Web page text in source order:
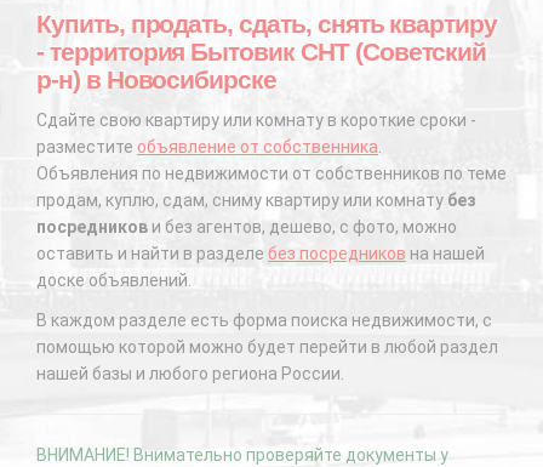
Купить, продать, сдать, снять квартиру
- территория Бытовик СНТ (Советский
р-н) в Новосибирске
Сдайте свою квартиру или комнату в короткие сроки -
разместите объявление от собственника.
Объявления по недвижимости от собственников по теме
продам, куплю, сдам, сниму квартиру или комнату без
посредников и без агентов, дешево, с фото, можно
оставить и найти в разделе без посредников на нашей
доске объявлений.
В каждом разделе есть форма поиска недвижимости, с
помощью которой можно будет перейти в любой раздел
нашей базы и любого региона России.
ВНИМАНИЕ! Внимательно проверяйте документы у